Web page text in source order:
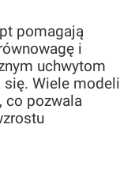
pomagają
i
uchwytom
Wiele modeli
co pozwala